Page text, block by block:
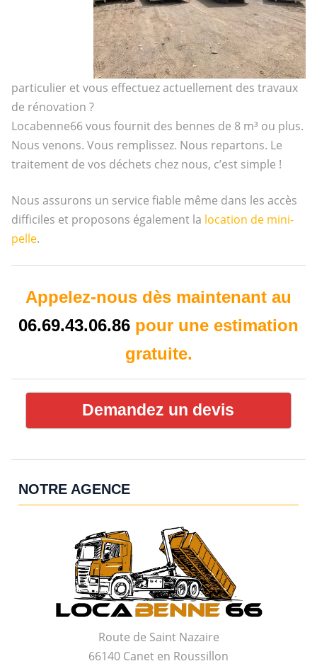
particulier et vous effectuez actuellement des travaux
de rénovation ?
Locabenne66 vous fournit des bennes de 8 m³ ou plus.
Nous venons. Vous remplissez. Nous repartons. Le
traitement de vos déchets chez nous, c’est simple !
Nous assurons un service fiable même dans les accès
difficiles et proposons également la location de mini-
pelle.
Appelez-nous dès maintenant au
06.69.43.06.86 pour une estimation
gratuite.
Demandez un devis
NOTRE AGENCE
Route de Saint Nazaire
66140 Canet en Roussillon